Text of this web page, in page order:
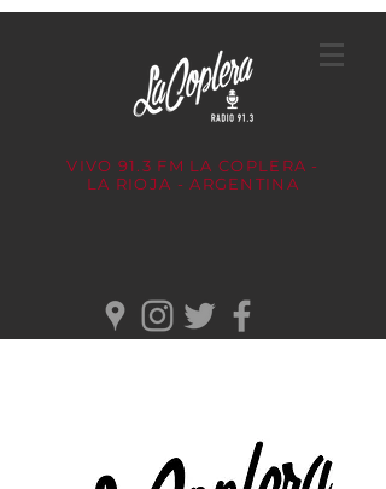
VIVO 91.3 FM LA COPLERA -
LA RIOJA - ARGENTINA